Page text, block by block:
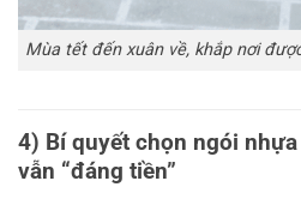
Mùa tết đến xuân về, khắp nơi
4) Bí quyết chọn ngói
vẫn “đáng tiền”